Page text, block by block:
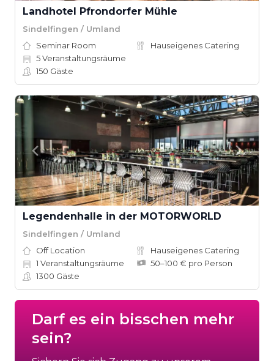
Landhotel Pfrondorfer Mühle
Sindelfingen / Umland
Seminar Room
Hauseigenes Catering
5Veranstaltungsräume
150 Gäste
Legendenhalle in der MOTORWORLD
Sindelfingen / Umland
Off Location
Hauseigenes Catering
1 Veranstaltungsräume
50–100 € pro Person
1300 Gäste
Darf es ein bisschen mehr
sein?